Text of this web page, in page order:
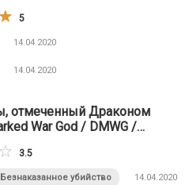
5
14.04.2020
14.04.2020
отмеченный Драконом
War God / DMWG /
God of War
3.5
Безнаказанное убийство 14.04.2020